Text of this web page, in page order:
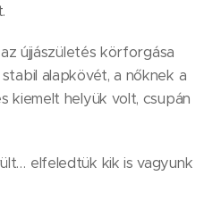
újjászületés körforgása
alapkövét, a nőknek a
kiemelt helyük volt, csupán
elfeledtük kik is vagyunk